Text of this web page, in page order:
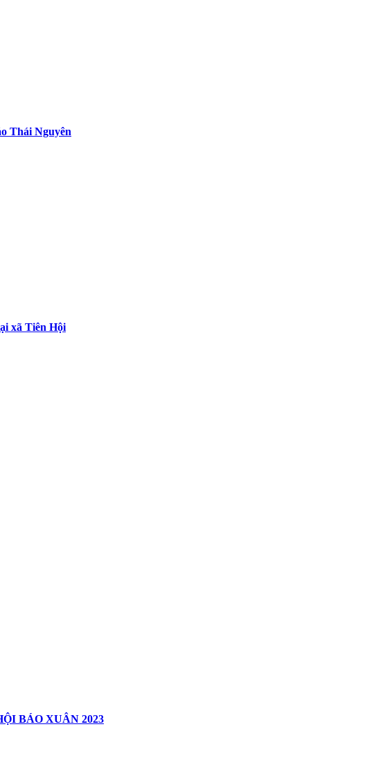
Thái Nguyên
xã Tiên Hội
BÁO XUÂN 2023